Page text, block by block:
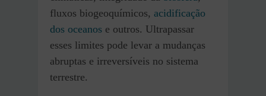
fluxos biogeoquímicos, acidificação
dos oceanos e outros. Ultrapassar
esses limites pode levar a mudanças
abruptas e irreversíveis no sistema
terrestre.